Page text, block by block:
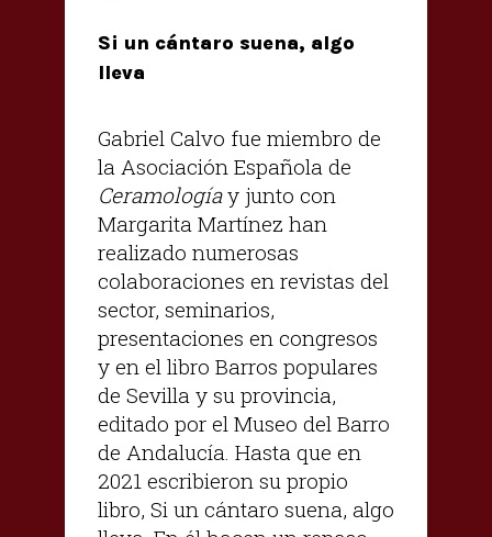
Si un cántaro suena, algo
lleva
Gabriel Calvo fue miembro de
la Asociación Española de
Ceramologíay junto con
Margarita Martínez han
realizado numerosas
colaboraciones en revistas del
sector, seminarios,
presentaciones en congresos
y en el libro Barros populares
de Sevilla y su provincia,
editado por el Museo del Barro
de Andalucía. Hasta que en
2021 escribieron su propio
libro, Si un cántaro suena, algo